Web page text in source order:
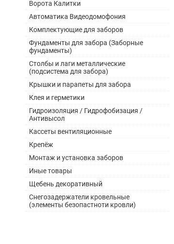
Ворота Калитки
Автоматика Видеодомофония
Комплектующие для заборов
Фундаменты для забора (Заборные
фундаменты)
Столбы и лаги металлические
(подсистема для забора)
Крышки и парапеты для забора
Клея и герметики
Гидроизоляция / Гидрофобизация /
Антивысол
Кассеты вентиляционные
Крепёж
Монтаж и установка заборов
Иные товары
Щебень декоративный
Снегозадержатели кровельные
(элементы безопастноти кровли)